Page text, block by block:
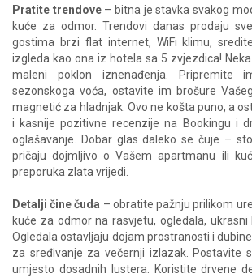
Pratite trendove– bitna je stavka svakog
kuće za odmor. Trendovi danas prodaju
gostima brzi flat internet, WiFi klimu,
izgleda kao ona iz hotela sa 5 zvjezdica!
maleni poklon iznenađenja. Pripremite
sezonskoga voća, ostavite im brošure
magnetić za hladnjak. Ovo ne košta puno, a
i kasnije pozitivne recenzije na Bookingu i
oglašavanje. Dobar glas daleko se čuje –
pričaju dojmljivo o Vašem apartmanu ili
preporuka zlata vrijedi.
Detalji čine čuda – obratite pažnju prilikom
kuće za odmor na rasvjetu, ogledala, ukrasni
Ogledala ostavljaju dojam prostranosti i
za sređivanje za večernji izlazak. Postavite
umjesto dosadnih lustera. Koristite drvene